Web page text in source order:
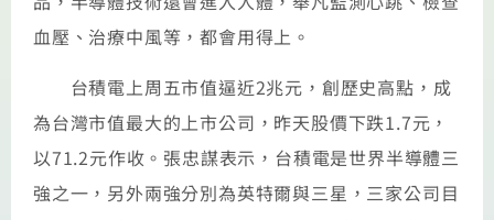
血壓、治療中風等，都會用得上。
台積電上周五市值逼近2兆元，創歷史高點，成
為台灣市值最大的上市公司，昨天股價下跌1.7元，
以71.2元作收。張忠謀表示，台積電是世界半導體三
強之一，另外兩強分別為英特爾與三星，三家公司目